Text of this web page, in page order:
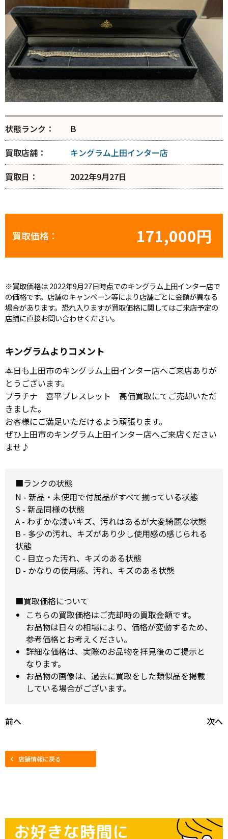
状態ランク：
B
買取店舗：
キングラム上田インター店
買取日：
2022年9月27日
買取価格： 171,000円
※買取価格は 2022年9月27日時点でのキングラム上田インター店で
の価格です。店舗のキャンペーン等により店舗ごとに金額が異なる
場合があります。恐れ入りますが買取価格に関してはご来店予定の
店舗に直接お問い合わせください。
キングラムよりコメント
本日も上田市のキングラム上田インター店へご来店ありが
とうございます。
プラチナ 喜平ブレスレット 高価買取にてご売却いただ
きました。
お客様にご満足いただけるよう頑張ります。
ぜひ上田市のキングラム上田インター店へご来店ください
ませ♪
■ランクの状態
N - 新品・未使用で付属品がすべて揃っている状態
S - 新品同様の状態
A - わずかな浅いキズ、汚れはあるが大変綺麗な状態
B - 多少の汚れ、キズがあり少し使用感の感じられる
状態
C - 目立った汚れ、キズのある状態
D - かなりの使用感、汚れ、キズのある状態
■買取価格について
こちらの買取価格はご売却時の買取金額です。
お品物は日々の相場により、価格が変動するため、
参考価格とお考えください。
詳細な価格は、実際のお品物を拝見後のご提示と
なります。
お品物の画像は、過去に買取をした類似品を掲載
している場合がございます。
前へ 次へ
店舗情報に戻る